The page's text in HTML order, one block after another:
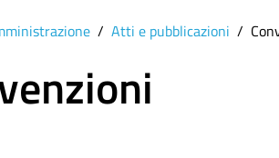
Atti e pubblicazioni